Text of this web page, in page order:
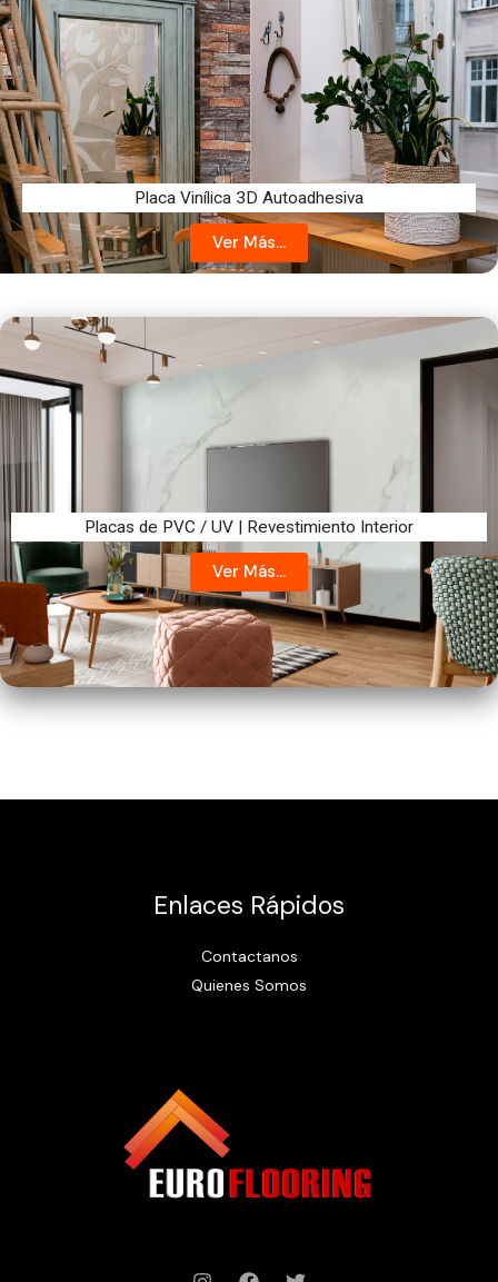
Placa Vinílica 3D Autoadhesiva
Ver Más...
Placas de PVC / UV | Revestimiento Interior
Ver Más...
Enlaces Rápidos
Contactanos
Quienes Somos